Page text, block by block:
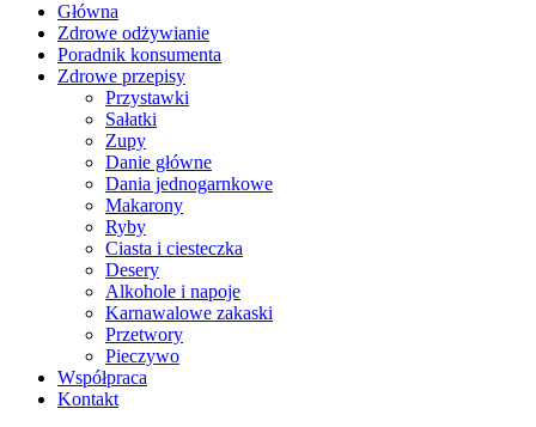
Główna
Zdrowe odżywianie
Poradnik konsumenta
Zdrowe przepisy
Przystawki
Sałatki
Zupy
Danie główne
Dania jednogarnkowe
Makarony
Ryby
Ciasta i ciesteczka
Desery
Alkohole i napoje
Karnawalowe zakaski
Przetwory
Pieczywo
Współpraca
Kontakt